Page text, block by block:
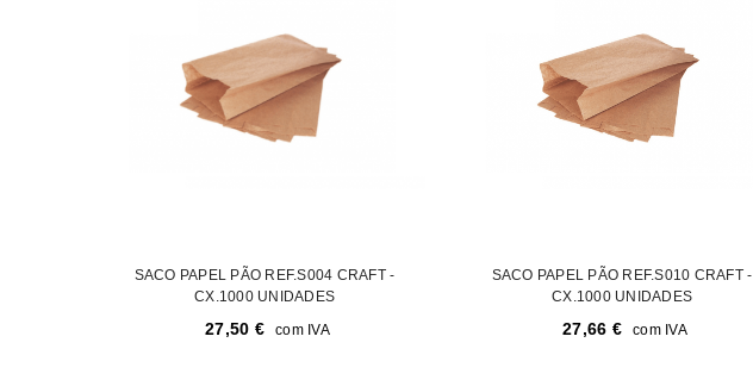
SACO PAPEL PÃO REF.S004 CRAFT -
CX.1000 UNIDADES
27,50 € com IVA
SACO PAPEL PÃO REF.S010 CRAFT -
CX.1000 UNIDADES
27,66 € com IVA